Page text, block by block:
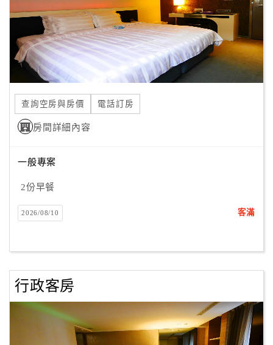
請
收
據
合
作
提
案
店
作
商
合
作
查詢空房與房價 電話訂房
房間詳細內容
一般專案
2份早餐
2026/08/10 客滿
行政客房